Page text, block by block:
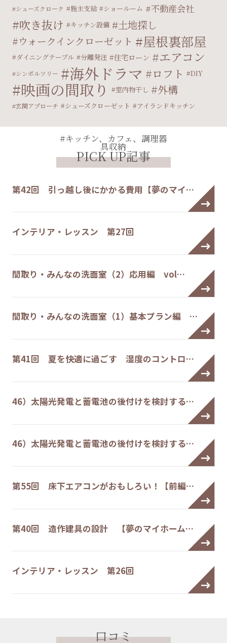
シューズクローク 施主支給 ショールーム 不動産会社
吹き抜け キッチン設備 土地探し
ウォークインクローゼット 屋根裏部屋
ダイニングテーブル 分離発注 住宅ローン エアコン
シンボルツリー 海外ドラマ ロフト DIY
映画の間取り 室内物干し 外構
玄関アプローチ シューズクローゼット アイランドキッチン
#キッチン、カフェ、調理器
具収納
PICK UP記事
第42回 引っ越し後にかかる費用【夢のマイ…
インテリア・レッスン 第27回
間取り・みんなの洗面室（2）応用編 vol…
間取り・みんなの洗面室（1）基本プラン編 …
第41回 夏を快適に過ごす 湿度のコントロ…
46）太陽光発電と蓄電池の後付けを検討する…
46）太陽光発電と蓄電池の後付けを検討する…
第55回 床下エアコンがおもしろい！【前編…
第40回 造作建具の設計 【夢のマイホーム…
インテリア・レッスン 第26回
口コミ